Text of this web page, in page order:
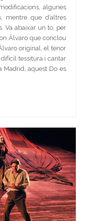
algunes
mentre que d’altres
Va abaixar un to, per
Álvaro que conclou
original, el tenor
tessitura i cantar
Madrid, aquest Do es